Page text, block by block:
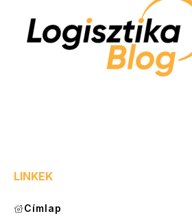
LINKEK
Címlap